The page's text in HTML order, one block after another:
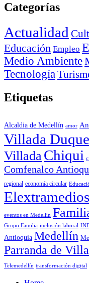
Categorías
Actualidad
Educación Empleo
Medio Ambiente
Tecnología
Etiquetas
Alcaldia de Medellín amor
Villada Duque
Villada Chiqui
Comfenalco
regional economía circular
eventos en Medellín
Grupo Familia inclusión laboral
Antioquia Medellín
Parranda de
Telemedellín transformación digital